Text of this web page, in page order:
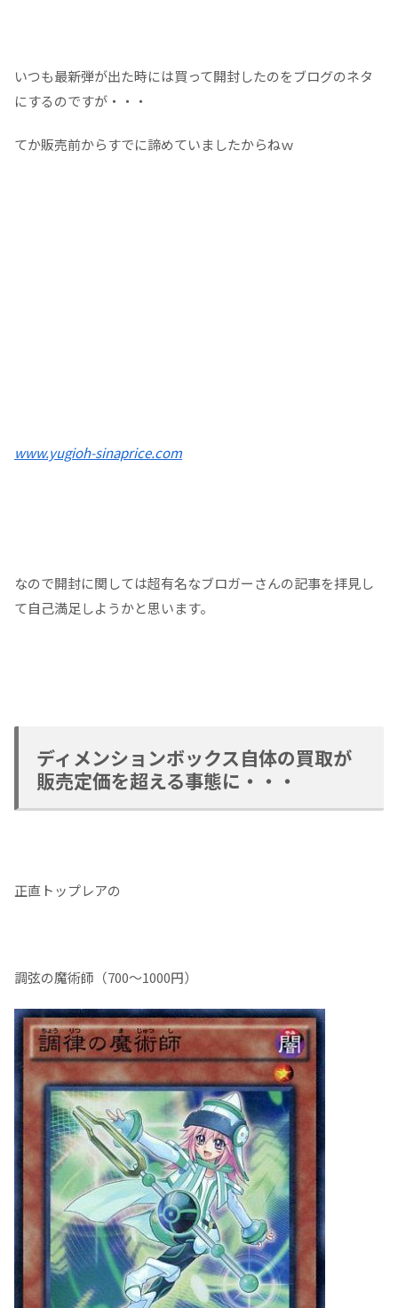
いつも最新弾が出た時には買って開封したのをブログのネタ
にするのですが・・・
てか販売前からすでに諦めていましたからねｗ
www.yugioh-sinaprice.com
なので開封に関しては超有名なブロガーさんの記事を拝見し
て自己満足しようかと思います。
ディメンションボックス自体の買取が
販売定価を超える事態に・・・
正直トップレアの
調弦の魔術師（700～1000円）